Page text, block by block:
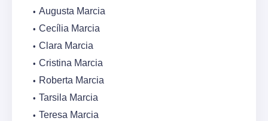
Augusta Marcia
Cecília Marcia
Clara Marcia
Cristina Marcia
Roberta Marcia
Tarsila Marcia
Teresa Marcia